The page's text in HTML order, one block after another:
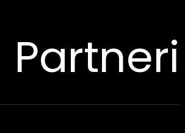
Partneri